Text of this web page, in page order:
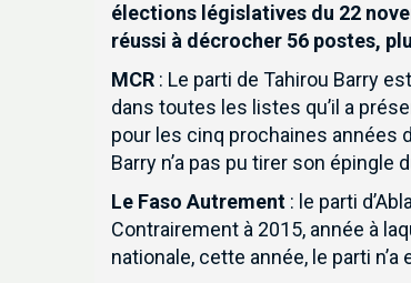
élections législatives du 22
réussi à décrocher 56 postes,
MCR : Le parti de Tahirou Barry
dans toutes les listes qu’il a
pour les cinq prochaines années
Barry n’a pas pu tirer son épingle
Le Faso Autrement: le parti
Contrairement à 2015, année à
nationale, cette année, le parti